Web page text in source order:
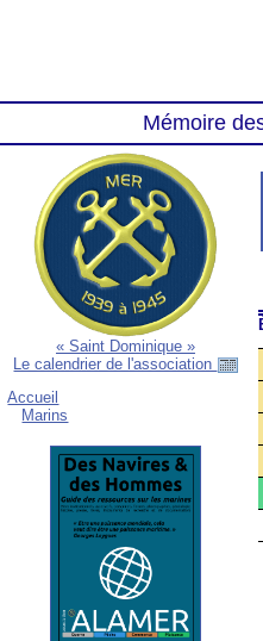
Mémoire
« Saint Dominique »
Le calendrier de l'association
Accueil
Marins